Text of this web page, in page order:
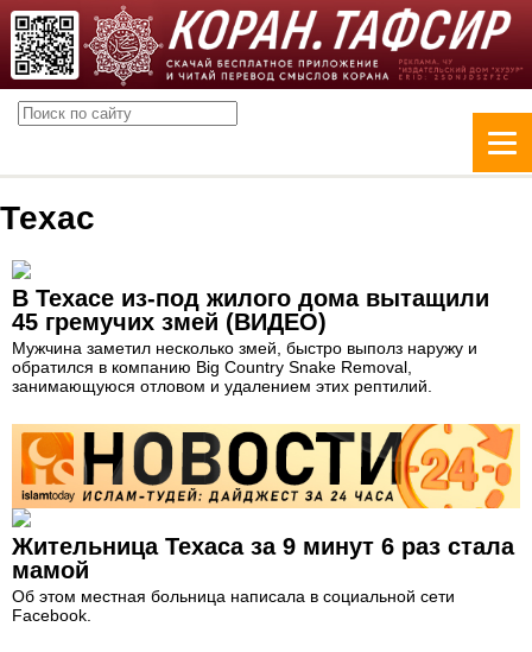
Техас
В Техасе из-под жилого дома вытащили
45 гремучих змей (ВИДЕО)
Мужчина заметил несколько змей, быстро выполз наружу и
обратился в компанию Big Country Snake Removal,
занимающуюся отловом и удалением этих рептилий.
Жительница Техаса за 9 минут 6 раз стала
мамой
Об этом местная больница написала в социальной сети
Facebook.